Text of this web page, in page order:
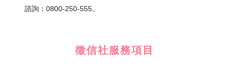
諮詢：0800-250-555。
徵信社服務項目